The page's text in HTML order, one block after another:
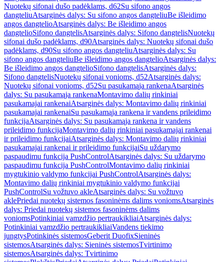
Nuotekų sifonai dušo padėklams, d62Su sifono angos
dangteliuAtsarginės dalys: Su sifono angos dangteliuBe išleidimo
angos dangtelioAtsarginės dalys: Be išleidimo angos
dangtelioSifono dangtelisAtsarginės dalys: Sifono dangtelisNuotekų
sifonai dušo padėklams, d90Atsarginės dalys: Nuotekų sifonai dušo
padėklams, d90Su sifono angos dangteliuAtsarginės dalys: Su
sifono angos dangteliuBe išleidimo angos dangtelioAtsarginės dalys:
Be išleidimo angos dangtelioSifono dangtelisAtsarginės dalys:
Sifono dangtelisNuotekų sifonai vonioms, d52Atsarginės dalys:
Nuotekų sifonai vonioms, d52Su pasukamąja rankenaAtsarginės
dalys: Su pasukamąja rankenaMontavimo dalių rinkiniai
pasukamajai rankenaiAtsarginės dalys: Montavimo dalių rinkiniai
pasukamajai rankenaiSu pasukamąja rankena ir vandens prileidimo
funkcijaAtsarginės dalys: Su pasukamąja rankena ir vandens
prileidimo funkcijaMontavimo dalių rinkiniai pasukamajai rankenai
ir prileidimo funkcijaiAtsarginės dalys: Montavimo dalių rinkiniai
pasukamajai rankenai ir prileidimo funkcijaiSu uždarymo
paspaudimu funkcija PushControlAtsarginės dalys: Su uždarymo
paspaudimu funkcija PushControlMontavimo dalių rinkiniai
mygtukinio valdymo funkcijai PushControlAtsarginės dalys:
Montavimo dalių rinkiniai mygtukinio valdymo funkcijai
PushControlSu vožtuvo akleAtsarginės dalys: Su vožtuvo
aklePriedai nuotekų sistemos fasoninėms dalims voniomsAtsarginės
dalys: Priedai nuotekų sistemos fasoninėms dalims
voniomsPotinkiniai vamzdžio pertraukikliaiAtsarginės dalys:
Potinkiniai vamzdžio pertraukikliaiVandens tiekimo
jungtysPotinkinės sistemosGeberit DuofixSieninės
sistemosAtsarginės dalys: Sieninės sistemosTvirtinimo
sistemosAtsarginės dalys: Tvirtinimo